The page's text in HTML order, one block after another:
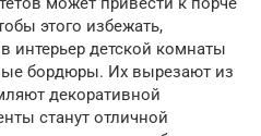
этого избежать,
интерьер детской комнаты
бордюры. Их вырезают из
декоративной
станут отличной